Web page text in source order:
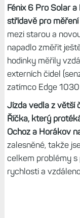
Fénix 6 Pro Solar
střídavě pro
mezi starou a
napadlo změřit
hodinky měřily
externích čidel
zatímco Edge
Jízda vedla z větší
Říčka, který
Ochoz a Horákov
zalesněné, takže
celkem problémy
rychlosti a